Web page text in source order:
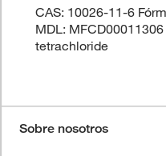
CAS: 10026-11-6
MDL:
tetrachloride
Sobre nosotros